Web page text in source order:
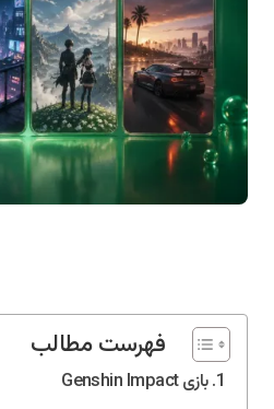
فهرست مطالب
بازی Genshin Impact